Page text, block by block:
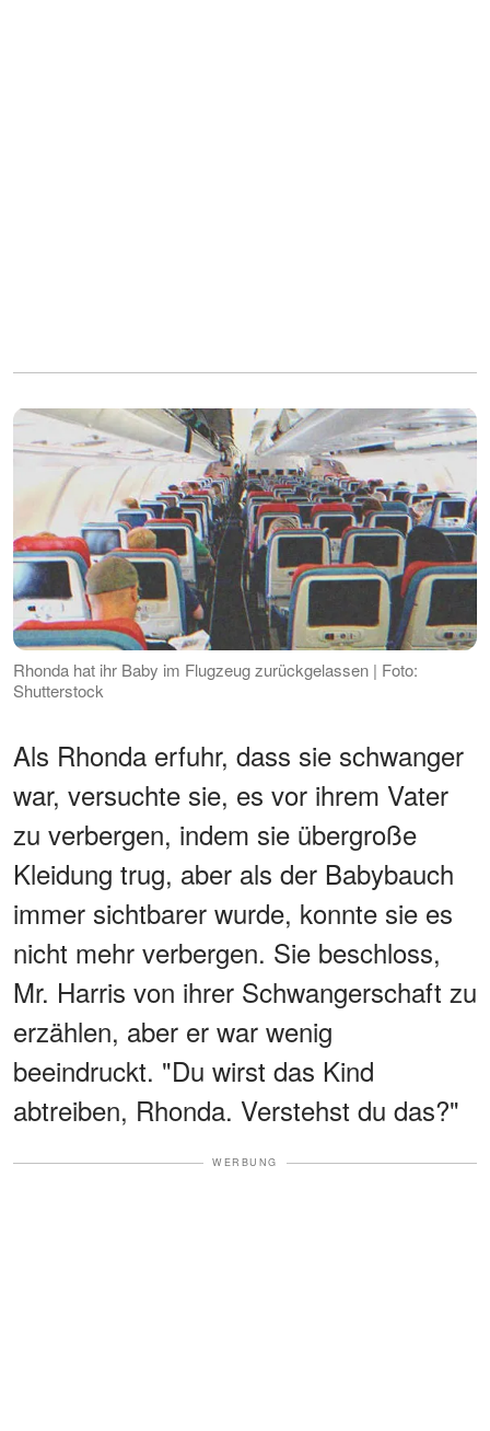
Rhonda hat ihr Baby im Flugzeug zurückgelassen | Foto:
Shutterstock
Als Rhonda erfuhr, dass sie schwanger
war, versuchte sie, es vor ihrem Vater
zu verbergen, indem sie übergroße
Kleidung trug, aber als der Babybauch
immer sichtbarer wurde, konnte sie es
nicht mehr verbergen. Sie beschloss,
Mr. Harris von ihrer Schwangerschaft zu
erzählen, aber er war wenig
beeindruckt. "Du wirst das Kind
abtreiben, Rhonda. Verstehst du das?"
WERBUNG